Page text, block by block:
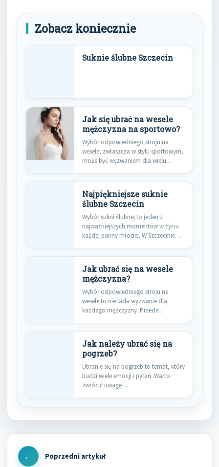
Zobacz koniecznie
Suknie ślubne Szczecin
Jak się ubrać na wesele
mężczyzna na sportowo?
Wybór odpowiedniego stroju na
wesele, zwłaszcza w stylu sportowym,
może być wyzwaniem dla wielu
Najpiękniejsze suknie
ślubne Szczecin
Wybór sukni ślubnej to jeden z
najważniejszych momentów w życiu
każdej panny młodej. W Szczecinie…
Jak ubrać się na wesele
mężczyzna?
Wybór odpowiedniego stroju na
wesele to nie lada wyzwanie dla
każdego mężczyzny. Przede
Jak należy ubrać się na
pogrzeb?
Ubranie się na pogrzeb to temat, który
budzi wiele emocji i pytań. Warto
zwrócić uwagę…
Nawigacja
wpisu
Previous